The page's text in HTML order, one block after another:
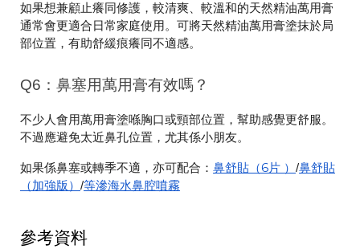
如果想兼顧止癢同修護，較清爽、較溫和的天然精油萬用膏
通常會更適合日常家庭使用。可將天然精油萬用膏塗抹於局
部位置，有助舒緩痕癢同不適感。
Q6：鼻塞用萬用膏有效嗎？
不少人會用萬用膏塗喺胸口或頸部位置，幫助感覺更舒服。
不過應避免太近鼻孔位置，尤其係小朋友。
如果係鼻塞或轉季不適，亦可配合： 鼻舒貼（6片 ） /鼻舒貼
（加強版） /等滲海水鼻腔噴霧
參考資料